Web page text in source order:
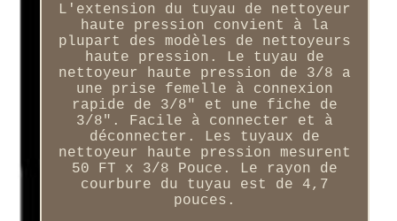
L'extension du tuyau de nettoyeur
haute pression convient à la
plupart des modèles de nettoyeurs
haute pression. Le tuyau de
nettoyeur haute pression de 3/8 a
une prise femelle à connexion
rapide de 3/8" et une fiche de
3/8". Facile à connecter et à
déconnecter. Les tuyaux de
nettoyeur haute pression mesurent
50 FT x 3/8 Pouce. Le rayon de
courbure du tuyau est de 4,7
pouces.